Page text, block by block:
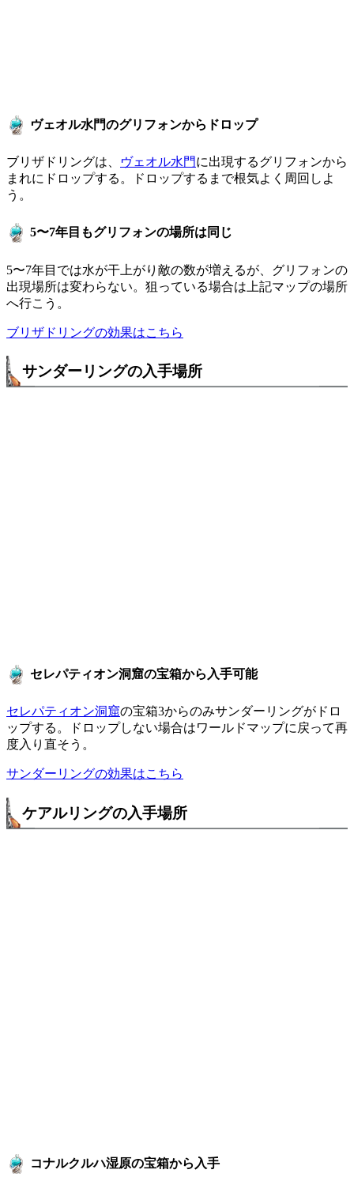
ヴェオル水門のグリフォンからドロップ
ブリザドリングは、 ヴェオル水門に出現するグリフォンから
まれにドロップする。ドロップするまで根気よく周回しよ
う。
5〜7年目もグリフォンの場所は同じ
5〜7年目では水が干上がり敵の数が増えるが、グリフォンの
出現場所は変わらない。狙っている場合は上記マップの場所
へ行こう。
ブリザドリングの効果はこちら
サンダーリングの入手場所
セレパティオン洞窟の宝箱から入手可能
セレパティオン洞窟の宝箱3からのみサンダーリングがドロ
ップする。ドロップしない場合はワールドマップに戻って再
度入り直そう。
サンダーリングの効果はこちら
ケアルリングの入手場所
コナルクルハ湿原の宝箱から入手